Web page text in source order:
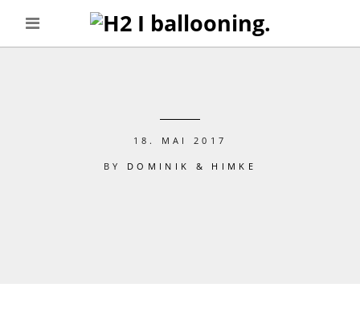
18. MAI 2017
BY DOMINIK & HIMKE